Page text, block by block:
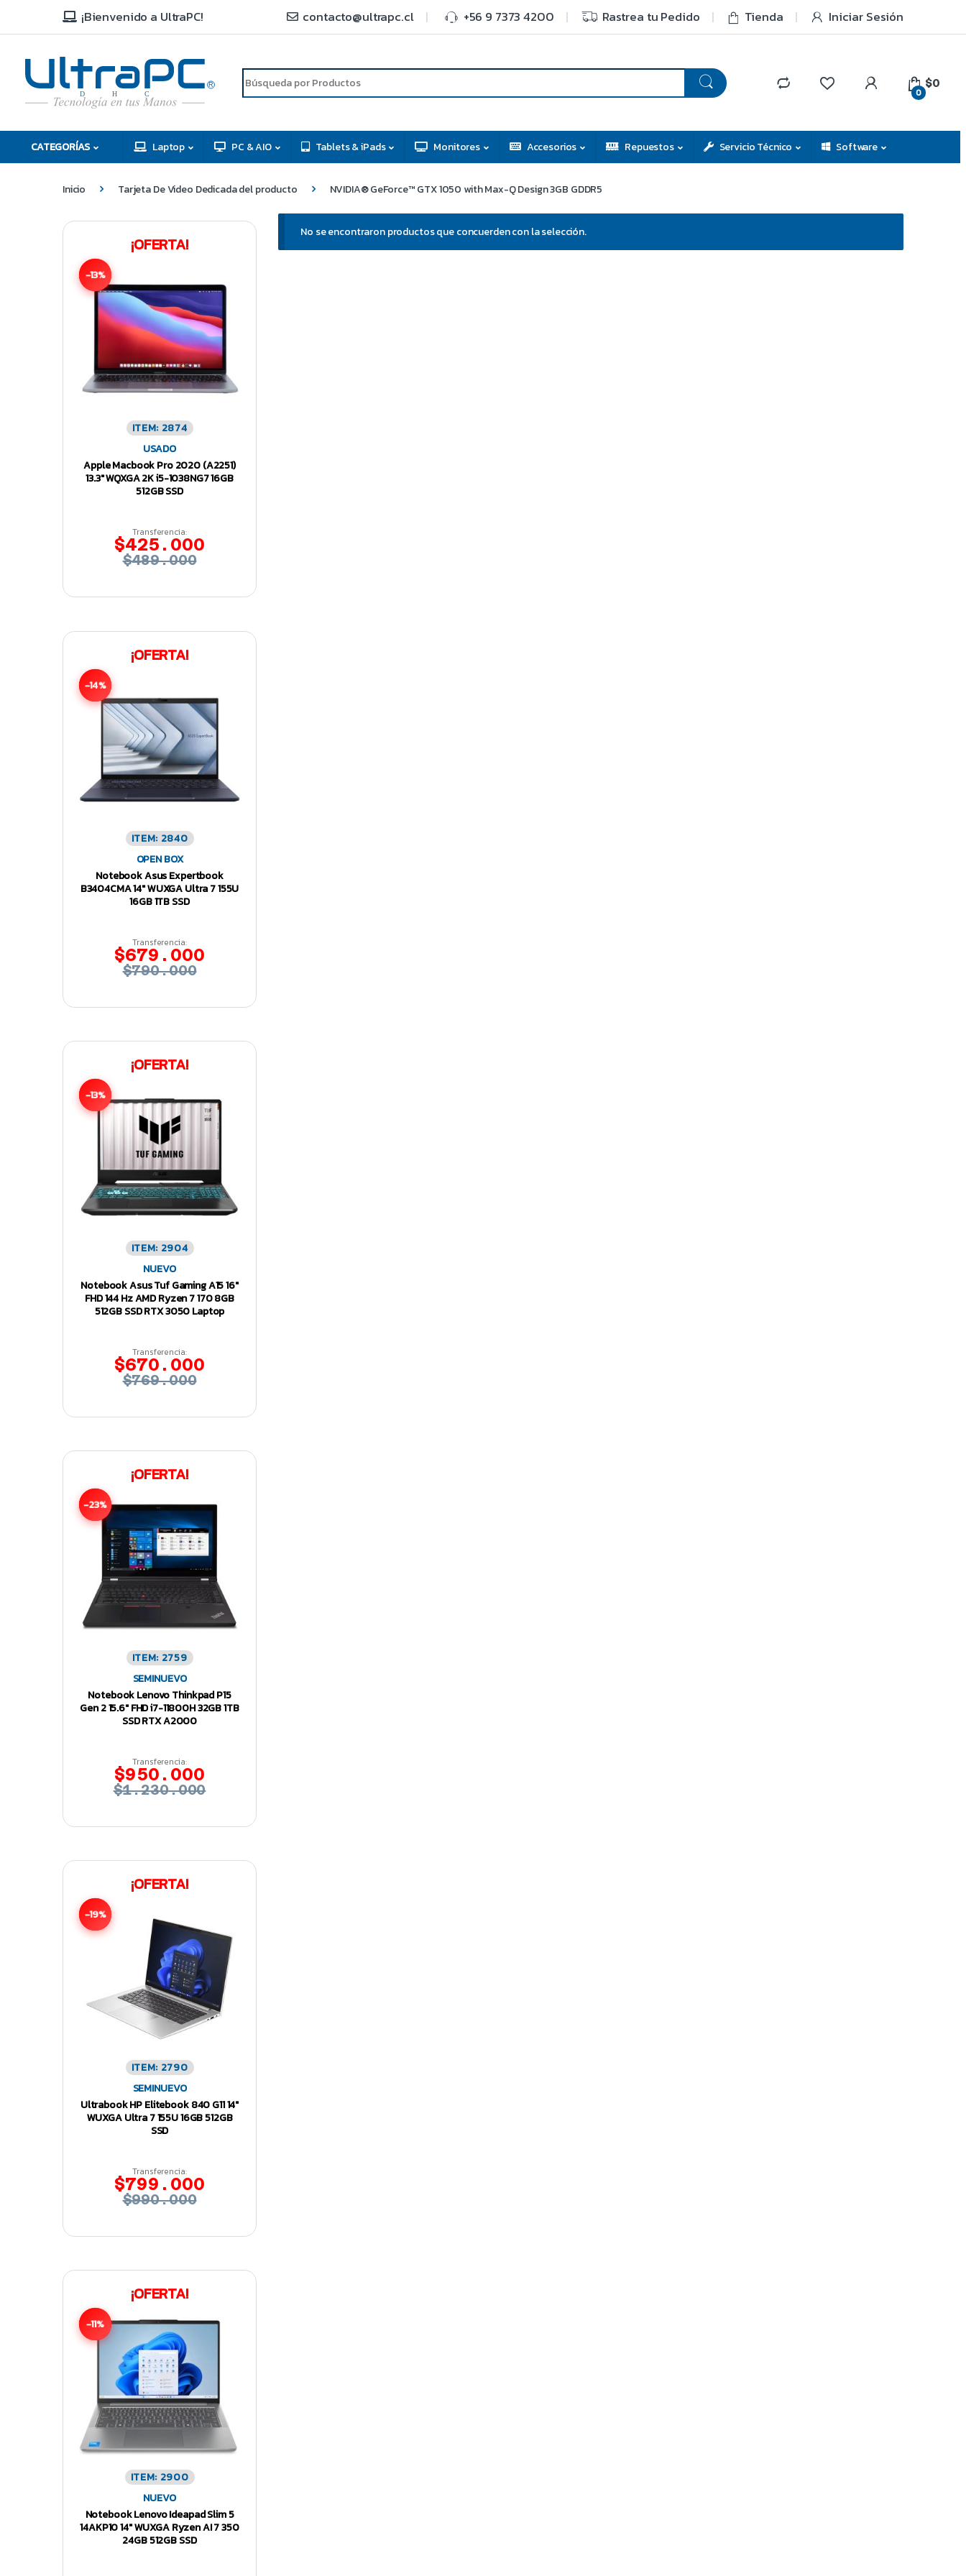
¡Bienvenido a UltraPC! contacto@ultrapc.cl +56 9 7373 4200 Rastrea tu Pedido Tienda Iniciar Sesión
C
H
D
R
0
$0
CATEGORÍAS Laptop PC & AIO Tablets & iPads Monitores Accesorios Repuestos Servicio Técnico Software
Inicio Tarjeta De Video Dedicada del producto NVIDIA® GeForce™ GTX 1050 with Max-Q Design 3GB GDDR5
No se encontraron productos que concuerden con la selección.
¡OFERTA!
-13%
ITEM: 2874
USADO
Apple Macbook Pro 2020 (A2251)
13.3″ WQXGA 2K i5-1038NG7 16GB
512GB SSD
Transferencia:
$425.000
$489.000
¡OFERTA!
-14%
ITEM: 2840
OPEN BOX
Notebook Asus Expertbook
B3404CMA 14″ WUXGA Ultra 7 155U
16GB 1TB SSD
Transferencia:
$679.000
$790.000
¡OFERTA!
-13%
ITEM: 2904
NUEVO
Notebook Asus Tuf Gaming A15 16″
FHD 144 Hz AMD Ryzen 7 170 8GB
512GB SSD RTX 3050 Laptop
Transferencia:
$670.000
$769.000
¡OFERTA!
-23%
ITEM: 2759
SEMINUEVO
Notebook Lenovo Thinkpad P15
Gen 2 15.6″ FHD i7-11800H 32GB 1TB
SSD RTX A2000
Transferencia:
$950.000
$1.230.000
¡OFERTA!
-19%
ITEM: 2790
SEMINUEVO
Ultrabook HP Elitebook 840 G11 14″
WUXGA Ultra 7 155U 16GB 512GB
SSD
Transferencia:
$799.000
$990.000
¡OFERTA!
-11%
ITEM: 2900
NUEVO
Notebook Lenovo Ideapad Slim 5
14AKP10 14″ WUXGA Ryzen AI 7 350
24GB 512GB SSD